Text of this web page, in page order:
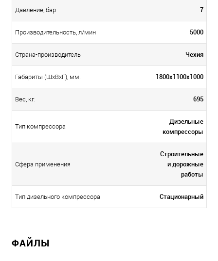
Давление, бар 7
Производительность, л/мин 5000
Страна-производитель Чехия
Габариты (ШхВхГ), мм. 1800x1100x1000
Вес, кг. 695
Тип компрессора
Дизельные
компрессоры
Сфера применения
Строительные
и дорожные
работы
Тип дизельного компрессора Стационарный
ФАЙЛЫ